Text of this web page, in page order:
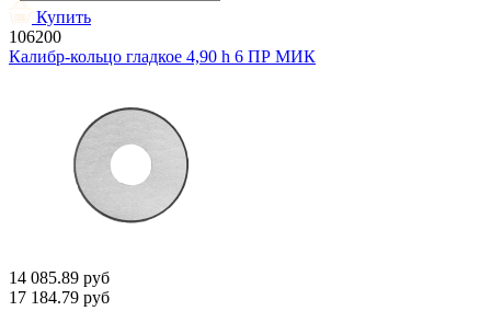
Купить
106200
Калибр-кольцо гладкое 4,90 h 6 ПР МИК
14 085.89 руб
17 184.79 руб